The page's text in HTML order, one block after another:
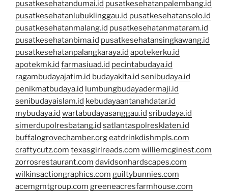
pusatkesehatandumai.id pusatkesehatanpalembang.id
pusatkesehatanlubuklinggau.id pusatkesehatansolo.id
pusatkesehatanmalang.id pusatkesehatanmataram.id
pusatkesehatanbima.id pusatkesehatansingkawang.id
pusatkesehatanpalangkaraya.id apotekerku.id
apotekmk.id farmasiuad.id pecintabudaya.id
ragambudayajatim.id budayakita.id senibudaya.id
penikmatbudaya.id lumbungbudayadermaji.id
senibudayaislam.id kebudayaantanahdatar.id
mybudaya.id wartabudayasanggau.id sribudaya.id
simerdupolresbatang.id satlantaspolresklaten.id
buffalogrovechamber.orgeatdrinkdishmpls.com
craftycutz.com texasgirlreads.com williemcginest.com
zorrosrestaurant.com davidsonhardscapes.com
wilkinsactiongraphics.com guiltybunnies.com
acemgmtgroup.com greeneacresfarmhouse.com